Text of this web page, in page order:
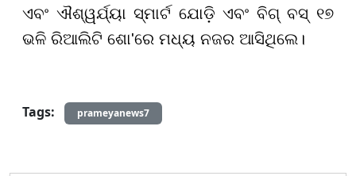
ଏବଂ ଐଶ୍ୱର୍ଯ୍ୟା ସ୍ମାର୍ଟ ଯୋଡ଼ି ଏବଂ ବିଗ୍ ବସ୍ ୧୭
ଭଳି ରିଆଲିଟି ଶୋ'ରେ ମଧ୍ୟ ନଜର ଆସିଥିଲେ।
Tags: prameyanews7